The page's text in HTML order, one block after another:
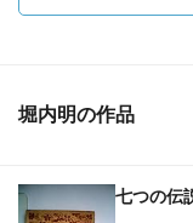
堀内明の作品
七つの伝